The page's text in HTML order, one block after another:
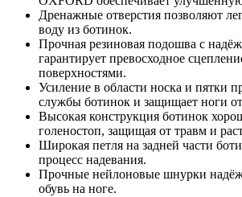
Дренажные отверстия позволяют
воду из ботинок.
Прочная резиновая подошва с
гарантирует превосходное
поверхностями.
Усиление в области носка и пятки
службы ботинок и защищает ноги
Высокая конструкция ботинок
голеностоп, защищая от травм и
Широкая петля на задней части
процесс надевания.
Прочные нейлоновые шнурки
обувь на ноге.